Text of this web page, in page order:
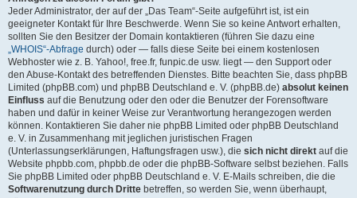
Jeder Administrator, der auf der „Das Team“-Seite aufgeführt ist, ist ein
geeigneter Kontakt für Ihre Beschwerde. Wenn Sie so keine Antwort erhalten,
sollten Sie den Besitzer der Domain kontaktieren (führen Sie dazu eine
„WHOIS“-Abfrage durch) oder — falls diese Seite bei einem kostenlosen
Webhoster wie z. B. Yahoo!, free.fr, funpic.de usw. liegt — den Support oder
den Abuse-Kontakt des betreffenden Dienstes. Bitte beachten Sie, dass phpBB
Limited (phpBB.com) und phpBB Deutschland e. V. (phpBB.de) absolut keinen
Einfluss auf die Benutzung oder den oder die Benutzer der Forensoftware
haben und dafür in keiner Weise zur Verantwortung herangezogen werden
können. Kontaktieren Sie daher nie phpBB Limited oder phpBB Deutschland
e. V. in Zusammenhang mit jeglichen juristischen Fragen
(Unterlassungserklärungen, Haftungsfragen usw.), die sich nicht direkt auf die
Website phpbb.com, phpbb.de oder die phpBB-Software selbst beziehen. Falls
Sie phpBB Limited oder phpBB Deutschland e. V. E-Mails schreiben, die die
Softwarenutzung durch Dritte betreffen, so werden Sie, wenn überhaupt,